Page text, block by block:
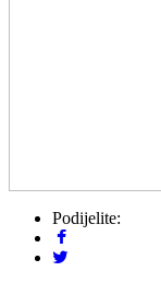
Podijelite: